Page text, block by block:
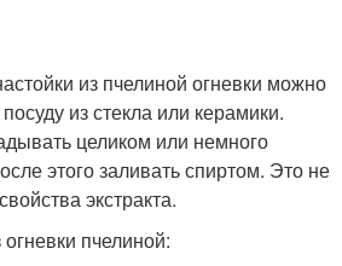
из пчелиной огневки можно
из стекла или керамики.
целиком или немного
этого заливать спиртом. Это не
экстракта.
пчелиной: